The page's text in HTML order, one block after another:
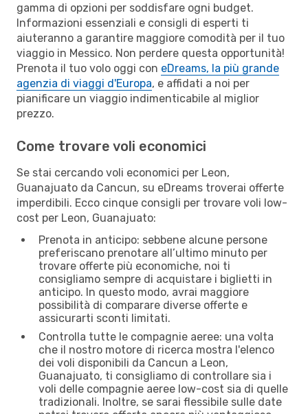
gamma di opzioni per soddisfare ogni budget.
Informazioni essenziali e consigli di esperti ti
aiuteranno a garantire maggiore comodità per il tuo
viaggio in Messico. Non perdere questa opportunità!
Prenota il tuo volo oggi con eDreams, la più grande
agenzia di viaggi d'Europa, e affidati a noi per
pianificare un viaggio indimenticabile al miglior
prezzo.
Come trovare voli economici
Se stai cercando voli economici per Leon,
Guanajuato da Cancun, su eDreams troverai offerte
imperdibili. Ecco cinque consigli per trovare voli low-
cost per Leon, Guanajuato:
Prenota in anticipo: sebbene alcune persone
preferiscano prenotare all’ultimo minuto per
trovare offerte più economiche, noi ti
consigliamo sempre di acquistare i biglietti in
anticipo. In questo modo, avrai maggiore
possibilità di comparare diverse offerte e
assicurarti sconti limitati.
Controlla tutte le compagnie aeree: una volta
che il nostro motore di ricerca mostra l'elenco
dei voli disponibili da Cancun a Leon,
Guanajuato, ti consigliamo di controllare sia i
voli delle compagnie aeree low-cost sia di quelle
tradizionali. Inoltre, se sarai flessibile sulle date